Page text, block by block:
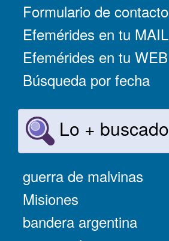
Formulario de contacto
Efemérides en tu MAIL
Efemérides en tu WEB
Búsqueda por fecha
Lo + buscado
guerra de malvinas
Misiones
bandera argentina